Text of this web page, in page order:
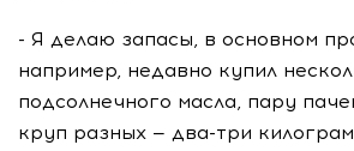
- Я делаю запасы, в основном
например, недавно купил
подсолнечного масла, пару
круп разных — два-три